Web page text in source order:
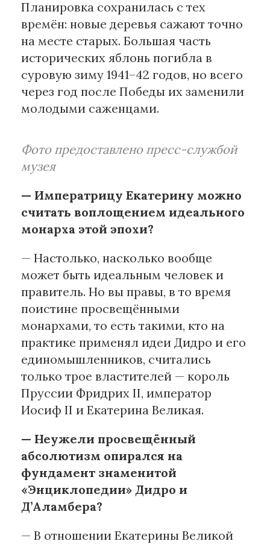
Планировка сохранилась с тех
времён: новые деревья сажают точно
на месте старых. Большая часть
исторических яблонь погибла в
суровую зиму 1941–42 годов, но всего
через год после Победы их заменили
молодыми саженцами.
Фото предоставлено пресс-службой
музея
— Императрицу Екатерину можно
считать воплощением идеального
монарха этой эпохи?
— Настолько, насколько вообще
может быть идеальным человек и
правитель. Но вы правы, в то время
поистине просвещёнными
монархами, то есть такими, кто на
практике применял идеи Дидро и его
единомышленников, считались
только трое властителей — король
Пруссии Фридрих II, император
Иосиф II и Екатерина Великая.
— Неужели просвещённый
абсолютизм опирался на
фундамент знаменитой
«Энциклопедии» Дидро и
Д’Аламбера?
— В отношении Екатерины Великой